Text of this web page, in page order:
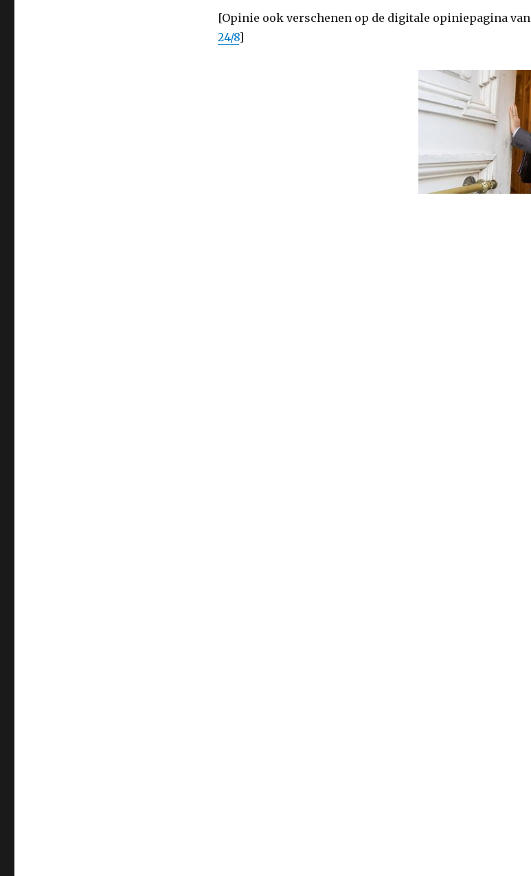
[Opinie ook verschenen op de digitale opiniepagina van
24/8]